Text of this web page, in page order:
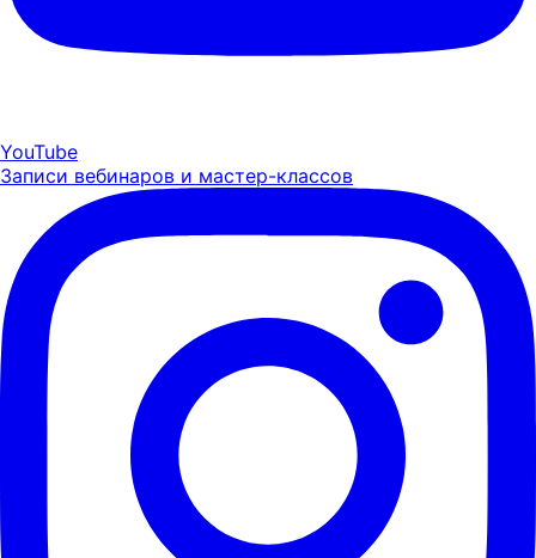
YouTube
Записи вебинаров и мастер-классов